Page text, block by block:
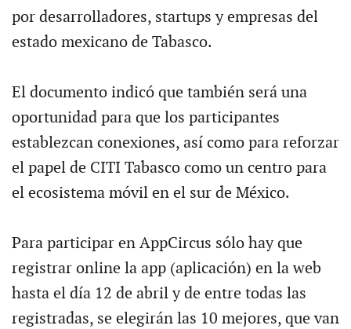
por desarrolladores, startups y empresas del
estado mexicano de Tabasco.
El documento indicó que también será una
oportunidad para que los participantes
establezcan conexiones, así como para reforzar
el papel de CITI Tabasco como un centro para
el ecosistema móvil en el sur de México.
Para participar en AppCircus sólo hay que
registrar online la app (aplicación) en la web
hasta el día 12 de abril y de entre todas las
registradas, se elegirán las 10 mejores, que van